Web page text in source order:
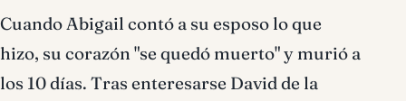
Cuando Abigail contó a su esposo lo que
hizo, su corazón "se quedó muerto" y murió a
los 10 días. Tras enteresarse David de la